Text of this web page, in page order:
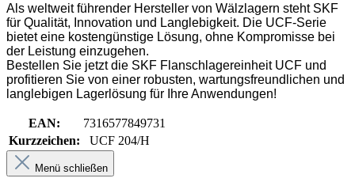
Als weltweit führender Hersteller von Wälzlagern steht SKF
für Qualität, Innovation und Langlebigkeit. Die UCF-Serie
bietet eine kostengünstige Lösung, ohne Kompromisse bei
der Leistung einzugehen.
Bestellen Sie jetzt die SKF Flanschlagereinheit UCF und
profitieren Sie von einer robusten, wartungsfreundlichen und
langlebigen Lagerlösung für Ihre Anwendungen!
EAN:
7316577849731
Kurzzeichen:
UCF 204/H
Menü schließen